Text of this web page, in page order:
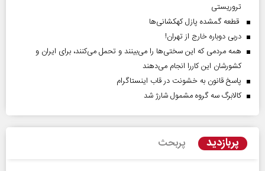
تروریستی
قطعه گمشده پازل کهکشانی‌ها
دربی دوباره خارج از تهران!
همه مردمی که این سختی‌ها را می‌بینند و تحمل می‌کنند، برای ایران و
کشورشان این کاررا انجام می‌دهند
پاسخ قانون به خشونت در قاب اینستاگرام
کالابرگ سه گروه مشمول شارژ شد
پربازدید پربحث